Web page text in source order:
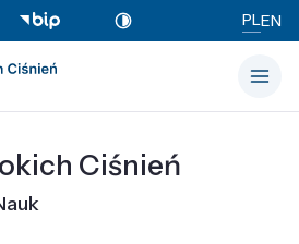
PLEN
Ciśnień